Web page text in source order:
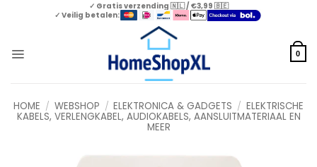
✓ Gratis verzending 🇳🇱 / €3,99 🇧🇪
✓ Veilig betalen:
0
HOME / WEBSHOP / ELEKTRONICA & GADGETS / ELEKTRISCHE
KABELS, VERLENGKABEL, AUDIOKABELS, AANSLUITMATERIAAL EN
MEER